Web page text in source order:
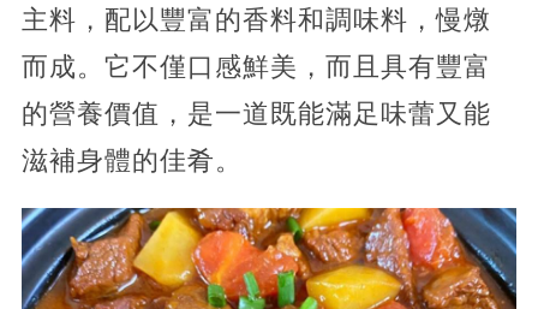
主料，配以豐富的香料和調味料，慢燉
而成。它不僅口感鮮美，而且具有豐富
的營養價值，是一道既能滿足味蕾又能
滋補身體的佳肴。